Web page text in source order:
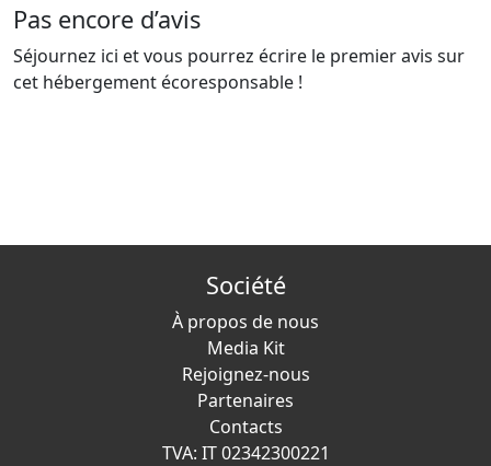
Pas encore d’avis
Séjournez ici et vous pourrez écrire le premier avis sur
cet hébergement écoresponsable !
Société
À propos de nous
Media Kit
Rejoignez-nous
Partenaires
Contacts
TVA: IT 02342300221